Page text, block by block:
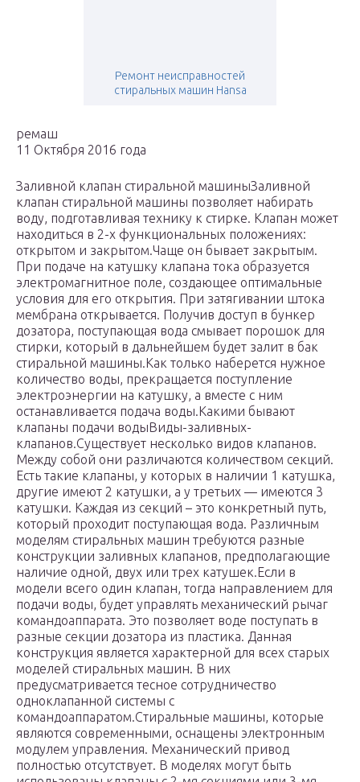
Ремонт неисправностей
стиральных машин Hansa
ремаш
11 Октября 2016 года
Заливной клапан стиральной машиныЗаливной
клапан стиральной машины позволяет набирать
воду, подготавливая технику к стирке. Клапан может
находиться в 2-х функциональных положениях:
открытом и закрытом.Чаще он бывает закрытым.
При подаче на катушку клапана тока образуется
электромагнитное поле, создающее оптимальные
условия для его открытия. При затягивании штока
мембрана открывается. Получив доступ в бункер
дозатора, поступающая вода смывает порошок для
стирки, который в дальнейшем будет залит в бак
стиральной машины.Как только наберется нужное
количество воды, прекращается поступление
электроэнергии на катушку, а вместе с ним
останавливается подача воды.Какими бывают
клапаны подачи водыВиды-заливных-
клапанов.Существует несколько видов клапанов.
Между собой они различаются количеством секций.
Есть такие клапаны, у которых в наличии 1 катушка,
другие имеют 2 катушки, а у третьих — имеются 3
катушки. Каждая из секций – это конкретный путь,
который проходит поступающая вода. Различным
моделям стиральных машин требуются разные
конструкции заливных клапанов, предполагающие
наличие одной, двух или трех катушек.Если в
модели всего один клапан, тогда направлением для
подачи воды, будет управлять механический рычаг
командоаппарата. Это позволяет воде поступать в
разные секции дозатора из пластика. Данная
конструкция является характерной для всех старых
моделей стиральных машин. В них
предусматривается тесное сотрудничество
одноклапанной системы с
командоаппаратом.Стиральные машины, которые
являются современными, оснащены электронным
модулем управления. Механический привод
полностью отсутствует. В моделях могут быть